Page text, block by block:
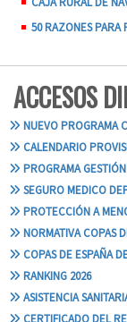
50 RAZONES PARA
ACCESOS
NUEVO PROGRAMA
CALENDARIO
PROGRAMA
SEGURO MEDICO
PROTECCIÓN A
NORMATIVA COPAS
COPAS DE ESPAÑA
RANKING 2026
ASISTENCIA
CERTIFICADO DEL